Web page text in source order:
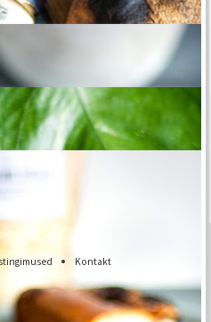
puding
Kontakt
materjalid (postitused, tekstid,
omandi ese ning nende ilma loata
on keelatud.